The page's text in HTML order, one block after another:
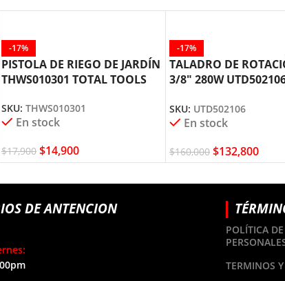
-17%
PISTOLA DE RIEGO DE JARDÍN
THWS010301 TOTAL TOOLS
SKU: THWS010301
En stock
$17,900 $14,900
-17%
TALADRO DE
3/8″ 280W
SKU: UTD502106
En stock
$160,000 $132,800
DE ANTENCION
POLÍTICA
TERMINOS